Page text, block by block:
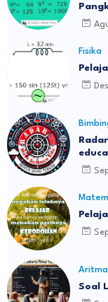
Fisika
Soal